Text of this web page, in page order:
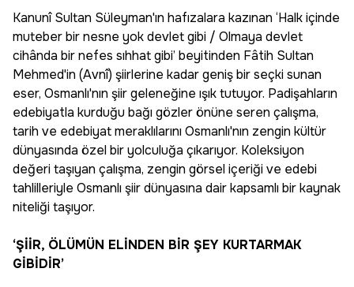
Kanunî Sultan Süleyman'ın hafızalara kazınan ‘Halk içinde
muteber bir nesne yok devlet gibi / Olmaya devlet
cihânda bir nefes sıhhat gibi’ beyitinden Fâtih Sultan
Mehmed'in (Avnî) şiirlerine kadar geniş bir seçki sunan
eser, Osmanlı'nın şiir geleneğine ışık tutuyor. Padişahların
edebiyatla kurduğu bağı gözler önüne seren çalışma,
tarih ve edebiyat meraklılarını Osmanlı'nın zengin kültür
dünyasında özel bir yolculuğa çıkarıyor. Koleksiyon
değeri taşıyan çalışma, zengin görsel içeriği ve edebi
tahlilleriyle Osmanlı şiir dünyasına dair kapsamlı bir kaynak
niteliği taşıyor.
‘ŞİİR, ÖLÜMÜN ELİNDEN BİR ŞEY KURTARMAK
GİBİDİR’